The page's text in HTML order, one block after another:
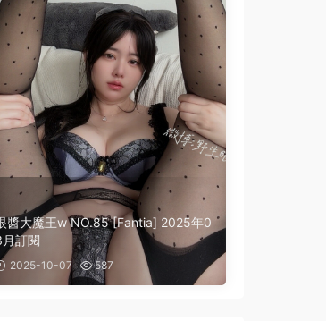
大魔王w NO.85 [Fantia] 2025年0
月訂閱
2025-10-07 587